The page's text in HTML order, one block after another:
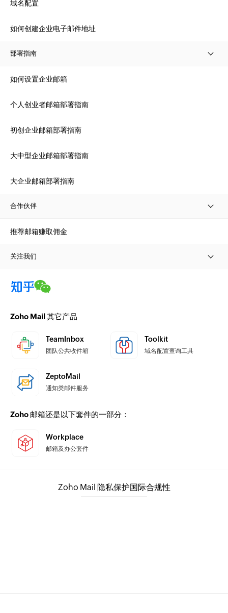
域名配置
如何创建企业电子邮件地址
部署指南
如何设置企业邮箱
个人创业者邮箱部署指南
初创企业邮箱部署指南
大中型企业邮箱部署指南
大企业邮箱部署指南
合作伙伴
推荐邮箱赚取佣金
关注我们
Zoho Mail 其它产品
TeamInbox
团队公共收件箱
Toolkit
域名配置查询工具
ZeptoMail
通知类邮件服务
Zoho 邮箱还是以下套件的一部分：
Workplace
邮箱及办公套件
Zoho Mail 隐私保护国际合规性